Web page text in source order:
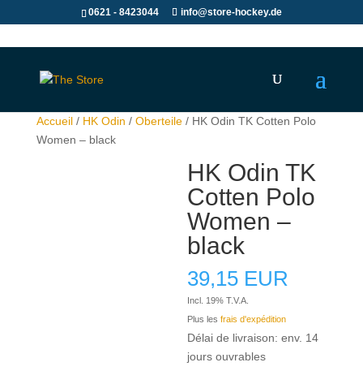
0621 - 8423044 info@store-hockey.de
Accueil/ HK Odin / Oberteile/ HK Odin TK Cotten Polo
Women – black
HK Odin TK
Cotten Polo
Women –
black
39,15 EUR
Incl. 19% T.V.A.
Plus lesfrais d'expédition
Délai de livraison: env. 14
jours ouvrables